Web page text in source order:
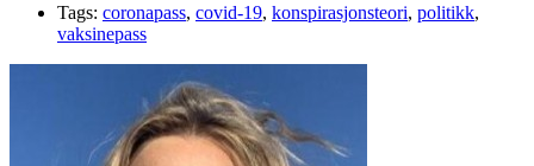
Tags: coronapass, covid-19, konspirasjonsteori, politikk,
vaksinepass